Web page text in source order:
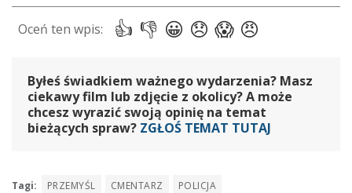
Byłeś świadkiem ważnego wydarzenia? Masz
ciekawy film lub zdjęcie z okolicy? A może
chcesz wyrazić swoją opinię na temat
bieżących spraw? ZGŁOŚ TEMAT TUTAJ
Tagi: PRZEMYŚL CMENTARZ POLICJA